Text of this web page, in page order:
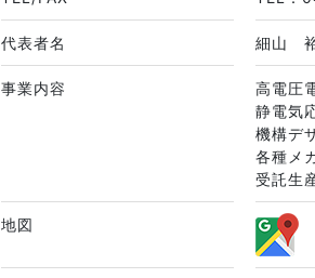
代表者名 細山
事業内容
高電圧
静電気
機構デ
各種メ
受託生
地図